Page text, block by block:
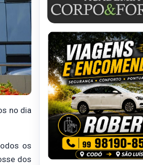
no dia
os
dos